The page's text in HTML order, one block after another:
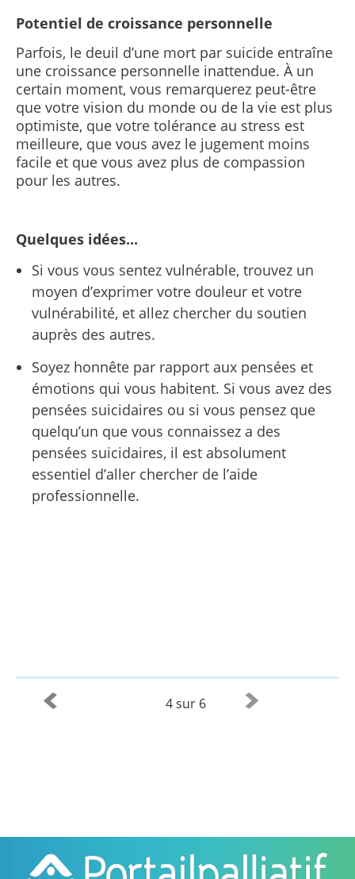
Potentiel de croissance personnelle
Parfois, le deuil d’une mort par suicide entraîne
une croissance personnelle inattendue. À un
certain moment, vous remarquerez peut-être
que votre vision du monde ou de la vie est plus
optimiste, que votre tolérance au stress est
meilleure, que vous avez le jugement moins
facile et que vous avez plus de compassion
pour les autres.
Quelques idées...
Si vous vous sentez vulnérable, trouvez un
moyen d’exprimer votre douleur et votre
vulnérabilité, et allez chercher du soutien
auprès des autres.
Soyez honnête par rapport aux pensées et
émotions qui vous habitent. Si vous avez des
pensées suicidaires ou si vous pensez que
quelqu’un que vous connaissez a des
pensées suicidaires, il est absolument
essentiel d’aller chercher de l’aide
professionnelle.
4 sur 6